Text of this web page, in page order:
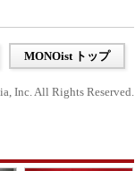
MONOist トップ
Inc. All Rights Reserved.